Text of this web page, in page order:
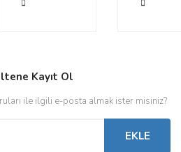
Kayıt Ol
ile ilgili e-posta almak ister misiniz?
EKLE